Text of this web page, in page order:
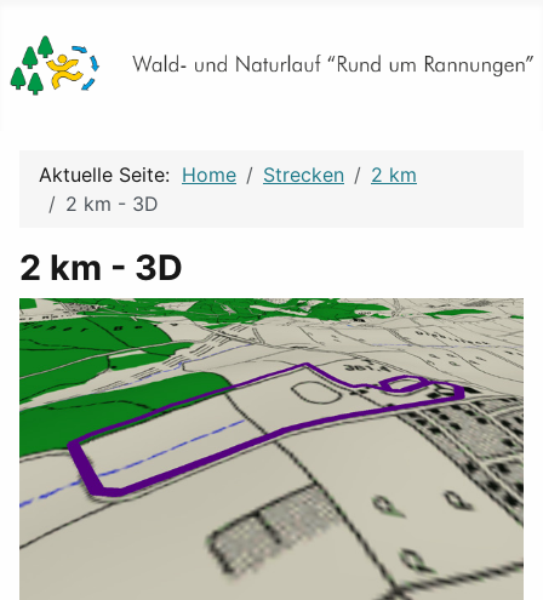
Aktuelle Seite: Home Strecken
2 km
2 km - 3D
2 km - 3D